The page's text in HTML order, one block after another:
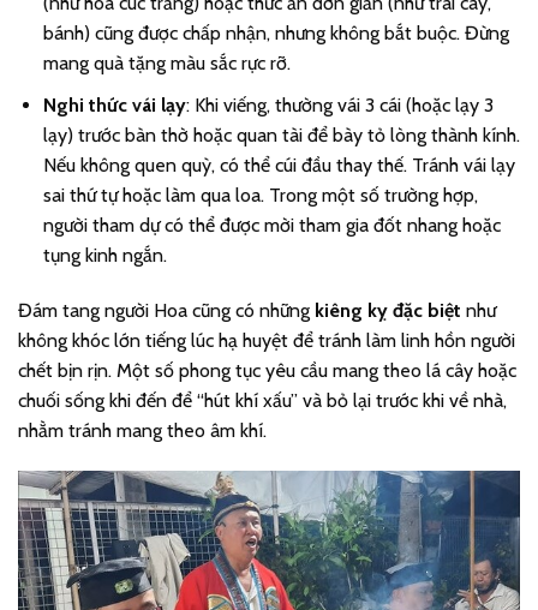
bánh) cũng được chấp nhận, nhưng không bắt buộc. Đừng
mang quà tặng màu sắc rực rỡ.
Nghi thức vái lạy: Khi viếng, thường vái 3 cái (hoặc lạy 3
lạy) trước bàn thờ hoặc quan tài để bày tỏ lòng thành kính.
Nếu không quen quỳ, có thể cúi đầu thay thế. Tránh vái lạy
sai thứ tự hoặc làm qua loa. Trong một số trường hợp,
người tham dự có thể được mời tham gia đốt nhang hoặc
tụng kinh ngắn.
Đám tang người Hoa cũng có những kiêng kỵ đặc biệt như
không khóc lớn tiếng lúc hạ huyệt để tránh làm linh hồn người
chết bịn rịn. Một số phong tục yêu cầu mang theo lá cây hoặc
chuối sống khi đến để “hút khí xấu” và bỏ lại trước khi về nhà,
nhằm tránh mang theo âm khí.